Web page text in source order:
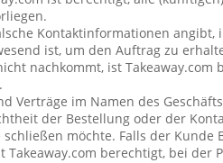
Kontaktinformationen angibt,
ist, um den Auftrag zu
nachkommt, ist Takeaway.com
Verträge im Namen des
der Bestellung oder der
möchte. Falls der Kunde
berechtigt, bei der